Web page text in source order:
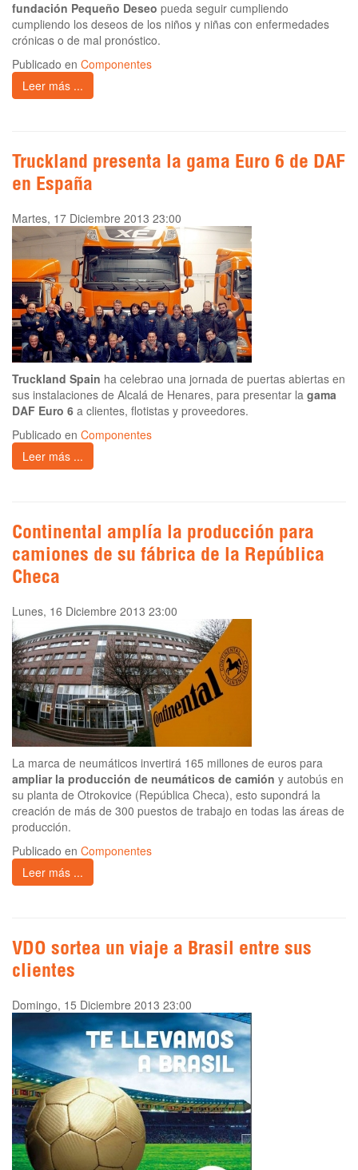
fundación Pequeño Deseo pueda seguir cumpliendo
cumpliendo los deseos de los niños y niñas con enfermedades
crónicas o de mal pronóstico.
Publicado en Componentes
Leer más ...
Truckland presenta la gama Euro 6 de DAF
en España
Martes, 17 Diciembre 2013 23:00
Truckland Spain ha celebrao una jornada de puertas abiertas en
sus instalaciones de Alcalá de Henares, para presentar la gama
DAF Euro 6 a clientes, flotistas y proveedores.
Publicado en Componentes
Leer más ...
Continental amplía la producción para
camiones de su fábrica de la República
Checa
Lunes, 16 Diciembre 2013 23:00
La marca de neumáticos invertirá 165 millones de euros para
ampliar la producción de neumáticos de camión y autobús en
su planta de Otrokovice (República Checa), esto supondrá la
creación de más de 300 puestos de trabajo en todas las áreas de
producción.
Publicado en Componentes
Leer más ...
VDO sortea un viaje a Brasil entre sus
clientes
Domingo, 15 Diciembre 2013 23:00